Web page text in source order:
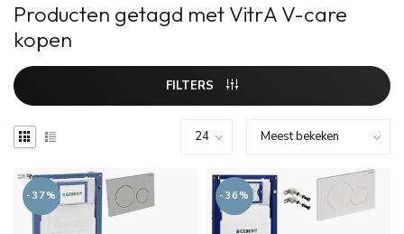
Producten getagd met VitrA V-care
kopen
FILTERS
-37% -36%